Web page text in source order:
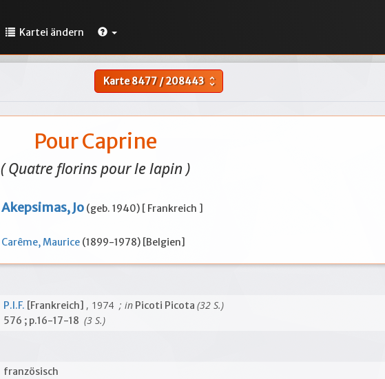
Kartei ändern
Karte8477/208443 unfold_more
Pour Caprine
( Quatre florins pour le lapin )
Akepsimas, Jo (geb. 1940) [ Frankreich ]
Carême, Maurice (1899-1978) [Belgien]
P.I.F. [Frankreich] , 1974 ; in Picoti Picota(32 S.)
576 ; p.16-17-18 (3 S.)
französisch